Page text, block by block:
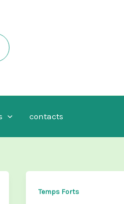
contacts
Temps Forts